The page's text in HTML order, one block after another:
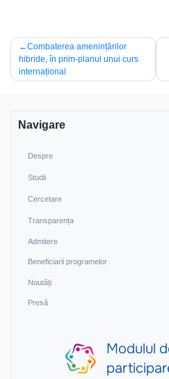
Navigare
în
articole
Combaterea amenințărilor
hibride, în prim-planul unui curs
internațional
Navigare
Despre
Studii
Cercetare
Transparența
Admitere
Beneficiarii programelor
Noutăți
Presă